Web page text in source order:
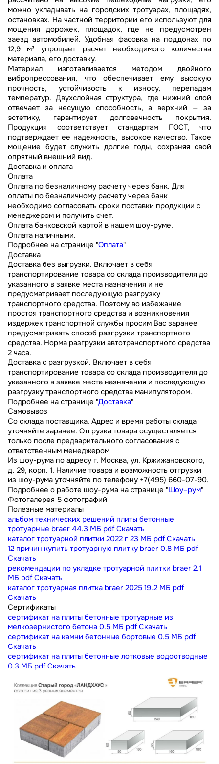
можно укладывать на городских тротуарах, площадях,
остановках. На частной территории его используют для
мощения дорожек, площадок, где не предусмотрен
заезд автомобилей. Удобная фасовка на поддонах по
12,9 м² упрощает расчет необходимого количества
материала, его доставку.
Материал изготавливается методом двойного
вибропрессования, что обеспечивает ему высокую
прочность, устойчивость к износу, перепадам
температур. Двухслойная структура, где нижний слой
отвечает за несущую способность, а верхний — за
эстетику, гарантирует долговечность покрытия.
Продукция соответствует стандартам ГОСТ, что
подтверждает ее надежность, высокое качество. Такое
мощение будет служить долгие годы, сохраняя свой
опрятный внешний вид.
Доставка и оплата
Оплата
Оплата по безналичному расчету через банк. Для
оплаты по безналичному расчету через банк
необходимо согласовать сроки поставки продукции с
менеджером и получить счет.
Оплата банковской картой в нашем шоу-руме.
Оплата наличными.
Подробнее на странице "Оплата"
Доставка
Доставка без выгрузки. Включает в себя
транспортирование товара со склада производителя до
указанного в заявке места назначения и не
предусматривает последующую разгрузку
транспортного средства. Поэтому во избежание
простоя транспортного средства и возникновения
издержек транспортной службы просим Вас заранее
предусматривать способ разгрузки транспортного
средства. Норма разгрузки автотранспортного средства
2 часа.
Доставка с разгрузкой. Включает в себя
транспортирование товара со склада производителя до
указанного в заявке места назначения и последующую
разгрузку транспортного средства манипулятором.
Подробнее на странице "Доставка"
Самовывоз
Со склада поставщика. Адрес и время работы склада
уточняйте заранее. Отгрузка товара осуществляется
только после предварительного согласования с
ответственным менеджером
Из шоу-рума по адресу г. Москва, ул. Кржижановского,
д. 29, корп. 1. Наличие товара и возможность отгрузки
из шоу-рума уточняйте по телефону +7(495) 660-07-90.
Подробнее о работе шоу-рума на странице "Шоу–рум"
Фотогалерея 5 фотографий
Полезные материалы
альбом технических решений плиты бетонные
тротуарные braer 44.3 МБ pdf Скачать
каталог тротуарной плитки 2022 г 23 МБ pdf Скачать
12 причин купить тротуарную плитку braer 0.8 МБ pdf
Скачать
рекомендации по укладке тротуарной плитки braer 2.1
МБ pdf Скачать
каталог тротуарная плитка braer 2025 19.2 МБ pdf
Скачать
Сертификаты
сертификат на плиты бетонные тротуарные из
мелкозернистого бетона 0.5 МБ pdf Скачать
сертификат на камни бетонные бортовые 0.5 МБ pdf
Скачать
сертификат на плиты бетонные лотковые водоотводные
0.3 МБ pdf Скачать